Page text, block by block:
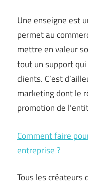
Une enseigne est
permet au
mettre en valeur
tout un support
clients. C’est
marketing dont le
promotion de
Comment faire
entreprise ?
Tous les créateurs